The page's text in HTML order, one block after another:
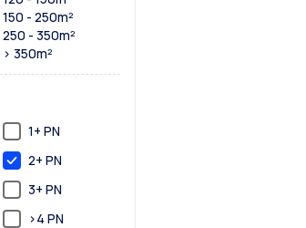
150 - 250m²
250 - 350m²
> 350m²
1+ PN
2+ PN
3+ PN
>4 PN